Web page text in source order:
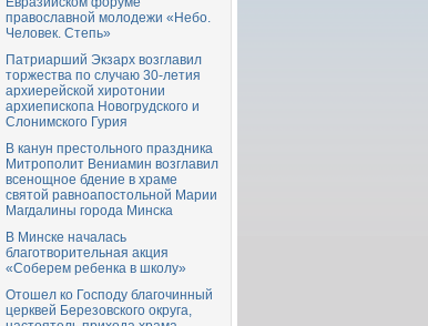
православной молодежи «Небо.
Человек. Степь»
Патриарший Экзарх возглавил
торжества по случаю 30-летия
архиерейской хиротонии
архиепископа Новогрудского и
Слонимского Гурия
В канун престольного праздника
Митрополит Вениамин возглавил
всенощное бдение в храме
святой равноапостольной Марии
Магдалины города Минска
В Минске началась
благотворительная акция
«Соберем ребенка в школу»
Отошел ко Господу благочинный
церквей Березовского округа,